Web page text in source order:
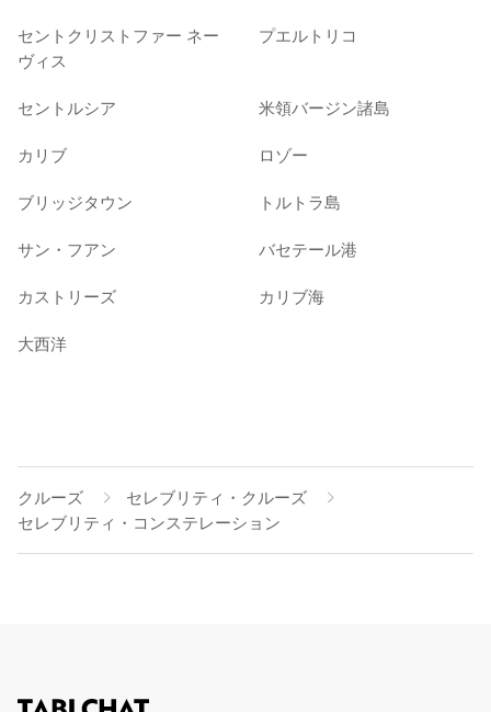
セントクリストファー ネー
ヴィス
プエルトリコ
セントルシア 米領バージン諸島
カリブ ロゾー
ブリッジタウン トルトラ島
サン・フアン バセテール港
カストリーズ カリブ海
大西洋
クルーズ
セレブリティ・クルーズ
セレブリティ・コンステレーション